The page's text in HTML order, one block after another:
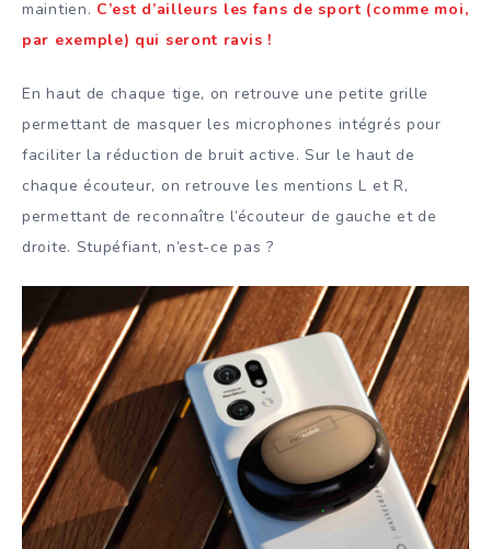
maintien. C’est d’ailleurs les fans de sport (comme moi,
par exemple) qui seront ravis !
En haut de chaque tige, on retrouve une petite grille
permettant de masquer les microphones intégrés pour
faciliter la réduction de bruit active. Sur le haut de
chaque écouteur, on retrouve les mentions L et R,
permettant de reconnaître l’écouteur de gauche et de
droite. Stupéfiant, n’est-ce pas ?